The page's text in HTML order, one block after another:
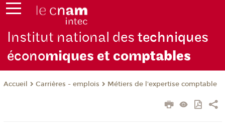
Institut national destechniques
économiques et comptables
Accueil Carrières - emplois Métiers de l'expertise comptable